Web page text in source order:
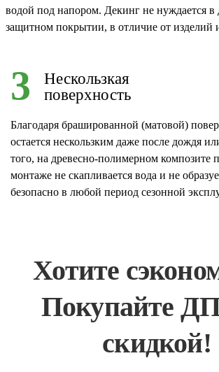
водой под напором. Декинг не нуждается в
защитном покрытии, в отличие от изделий
3
Нескользкая
поверхность
Благодаря брашированной (матовой)
остается нескользким даже после дождя
того, на древесно-полимерном композите
монтаже не скапливается вода и не
безопасно в любой период сезонной
Хотите
Покупайте
скидкой!